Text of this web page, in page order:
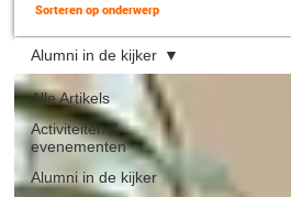
Sorteren op onderwerp
Alle Artikels
Activiteiten &
evenementen
Alumni in de kijker
Alumni in de kijker